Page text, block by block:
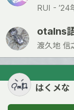
RUI - ’24
otalns
渡久地 信
はくメな